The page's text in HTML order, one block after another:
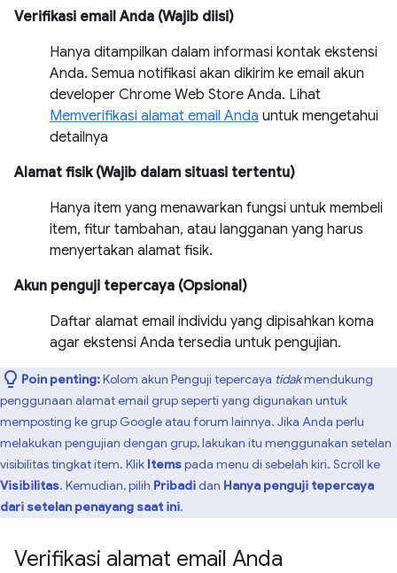
Verifikasi email Anda (Wajib diisi)
Hanya ditampilkan dalam informasi kontak ekstensi
Anda. Semua notifikasi akan dikirim ke email akun
developer Chrome Web Store Anda. Lihat
Memverifikasi alamat email Anda untuk mengetahui
detailnya
Alamat fisik (Wajib dalam situasi tertentu)
Hanya item yang menawarkan fungsi untuk membeli
item, fitur tambahan, atau langganan yang harus
menyertakan alamat fisik.
Akun penguji tepercaya (Opsional)
Daftar alamat email individu yang dipisahkan koma
agar ekstensi Anda tersedia untuk pengujian.
Poin penting:Kolom akun Penguji tepercaya tidakmendukung
penggunaan alamat email grup seperti yang digunakan untuk
memposting ke grup Google atau forum lainnya. Jika Anda perlu
melakukan pengujian dengan grup, lakukan itu menggunakan setelan
visibilitas tingkat item. Klik Itemspada menu di sebelah kiri. Scroll ke
Visibilitas. Kemudian, pilih Pribadidan Hanya penguji tepercaya
dari setelan penayang saat ini.
Verifikasi alamat email Anda